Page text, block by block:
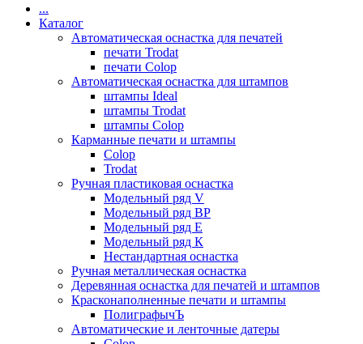
...
Каталог
Автоматическая оснастка для печатей
печати Trodat
печати Colop
Автоматическая оснастка для штампов
штампы Ideal
штампы Trodat
штампы Colop
Карманные печати и штампы
Colop
Trodat
Ручная пластиковая оснастка
Модельный ряд V
Модельный ряд ВР
Модельный ряд Е
Модельный ряд К
Нестандартная оснастка
Ручная металлическая оснастка
Деревянная оснастка для печатей и штампов
Красконаполненные печати и штампы
ПолиграфычЪ
Автоматические и ленточные датеры